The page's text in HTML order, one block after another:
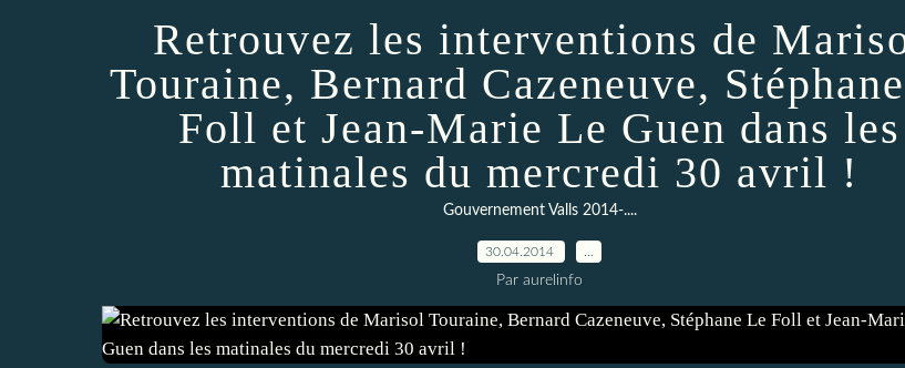
Retrouvez les interventions de
Touraine, Bernard Cazeneuve,
Foll et Jean-Marie Le Guen dans les
matinales du mercredi 30 avril !
Gouvernement Valls 2014-....
30.04.2014
Par aurelinfo